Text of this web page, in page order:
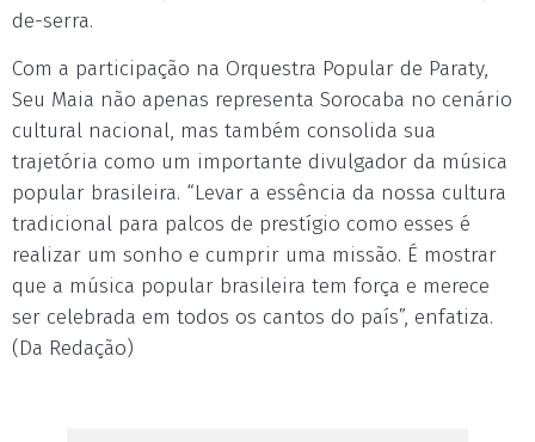
de-serra.
Com a participação na Orquestra Popular de Paraty,
Seu Maia não apenas representa Sorocaba no cenário
cultural nacional, mas também consolida sua
trajetória como um importante divulgador da música
popular brasileira. “Levar a essência da nossa cultura
tradicional para palcos de prestígio como esses é
realizar um sonho e cumprir uma missão. É mostrar
que a música popular brasileira tem força e merece
ser celebrada em todos os cantos do país”, enfatiza.
(Da Redação)